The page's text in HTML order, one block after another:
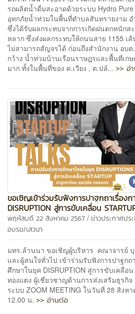
รถผลิตน้ำดื่มสะอาดด้วยระบบ Hydro
อุทกภัยน้ำท่วมในพื้นที่ตำบลสันทรายงาม อ
ซึ่งได้รับผลกระทบจากการเกิดฝนตกหนักส
หลาก ซึ่งส่งผลกระทบให้ถนนสาย 1155 เ
ไม่สามารถสัญจรได้ ก่อนถึงสำนักงาน อบต
กว้าง น้ำท่วมบ้านเรือนราษฎรและพื้นที่เก
มาก ทั้งในพื้นที่ของ ต.เวียง , ต.ปล้... >> อ่
ขอเชิญเข้าร่วมรับฟังการปาฐกถาเรื่อง
DISRUPTION สู่การขับเคลื่อน
พฤหัสบดี 22 สิงหาคม 2567 / ข่าวประกาศปร
อบรม/เสวนา
มทร.ล้านนา ขอเชิญผู้บริหาร คณาจารย์
และผู้สนใจทั่วไป เข้าร่วมรับฟังการปาฐกถ
ศึกษาในยุค DISRUPTION สู่การขับเคลื่อ
ทองแตง ผู้เชี่ยวชาญด้านการส่งเสริมธุรกิ
ระบบ ZOOM MEETING ในวันที่ 28 สิงห
12.00 น. >> อ่านต่อ